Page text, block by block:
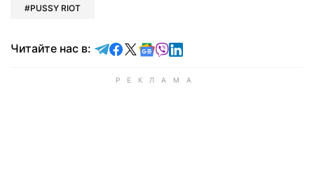
PUSSY RIOT
Читайте нас в: Читайте в Telegram
Читайте в Facebook
Читайте в X
Читайте в Google news
Читайте в Viber
Читайте в LinkedIn